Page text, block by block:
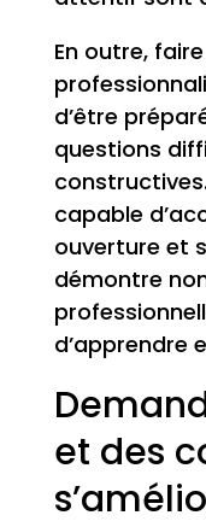
En outre,
d’être
questions
capable
ouverture et
démontre
d’apprendre
et des